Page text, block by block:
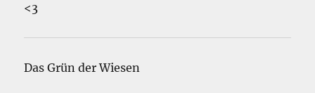
<3
Das Grün der Wiesen